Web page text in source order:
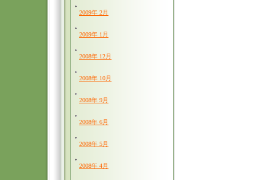
2009年 2月
2009年 1月
2008年 12月
2008年 10月
2008年 9月
2008年 6月
2008年 5月
2008年 4月